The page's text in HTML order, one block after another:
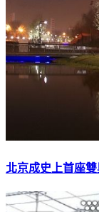
北京成史上首座